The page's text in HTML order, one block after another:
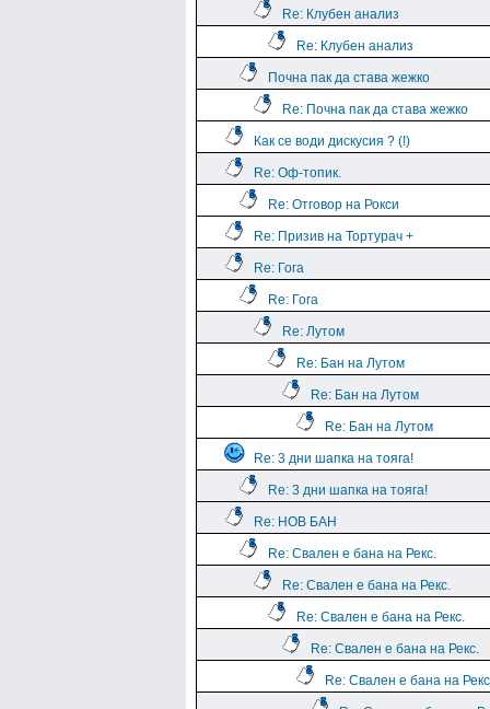
Re: Клубен анализ
Re: Клубен анализ
Почна пак да става жежко
Re: Почна пак да става жежко
Как се води дискусия ? (!)
Re: Оф-топик.
Re: Отговор на Рокси
Re: Призив на Тортурач +
Re: Гога
Re: Гога
Re: Лутом
Re: Бан на Лутом
Re: Бан на Лутом
Re: Бан на Лутом
Re: 3 дни шапка на тояга!
Re: 3 дни шапка на тояга!
Re: НОВ БАН
Re: Свален е бана на Рекс.
Re: Свален е бана на Рекс.
Re: Свален е бана на Рекс.
Re: Свален е бана на Рекс.
Re: Свален е бана на